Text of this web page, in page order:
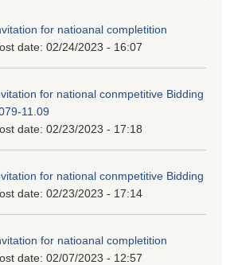
for natioanal completition
date: 02/24/2023 - 16:07
for national conmpetitive Bidding
11.09
date: 02/23/2023 - 17:18
for national conmpetitive Bidding
date: 02/23/2023 - 17:14
for natioanal completition
date: 02/07/2023 - 12:57